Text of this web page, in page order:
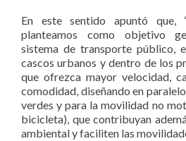
En este sentido apuntó que,
planteamos como objetivo
sistema de transporte público,
cascos urbanos y dentro de los
que ofrezca mayor velocidad,
comodidad, diseñando en
verdes y para la movilidad no
bicicleta), que contribuyan
ambiental y faciliten las